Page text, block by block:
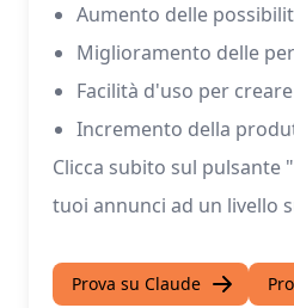
Aumento delle
Miglioramento delle
Facilità d'uso per
Incremento della
Clicca subito sul
tuoi annunci ad un livello
Prova su Claude